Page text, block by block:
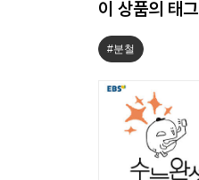
이 상품의 태그
#분철